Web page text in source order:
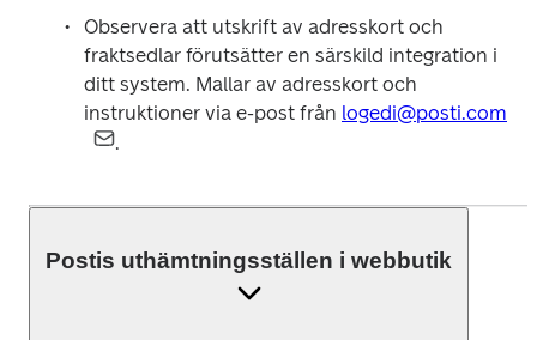
Observera att utskrift av adresskort och
fraktsedlar förutsätter en särskild integration i
ditt system. Mallar av adresskort och
instruktioner via e-post från logedi@posti.com
.
Postis uthämtningsställen i webbutik